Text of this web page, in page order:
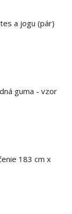
a jogu (pár)
guma - vzor
183 cm x